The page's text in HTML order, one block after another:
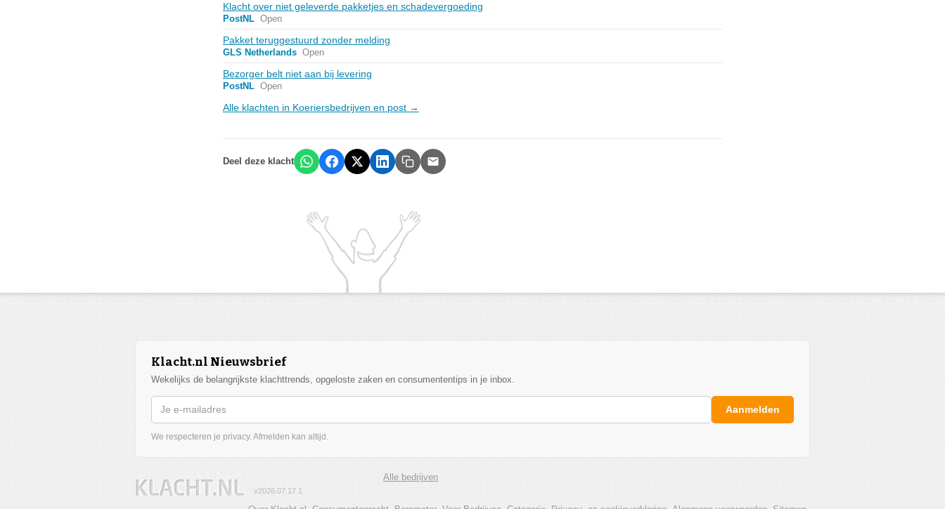
Klacht over niet geleverde pakketjes en schadevergoeding
PostNL Open
Pakket teruggestuurd zonder melding
GLS Netherlands Open
Bezorger belt niet aan bij levering
PostNL Open
Alle klachten in Koeriersbedrijven en post →
Deel deze klacht
Klacht.nl Nieuwsbrief
Wekelijks de belangrijkste klachttrends, opgeloste zaken en consumententips in je inbox.
Aanmelden
We respecteren je privacy. Afmelden kan altijd.
Alle bedrijven
v2026.07.17.1